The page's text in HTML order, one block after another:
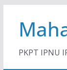
content
PKPT IPNU